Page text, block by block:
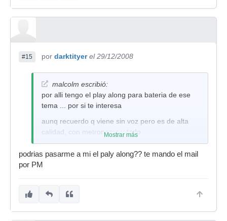
#15 por darktityer el 29/12/2008
malcolm escribió:
por alli tengo el play along para bateria de ese
tema ... por si te interesa
aunq recuerdo q viene sin voz pero es de alta
calidad, con metronomo y todo
Mostrar más
podrias pasarme a mi el paly along?? te mando el mail
por PM